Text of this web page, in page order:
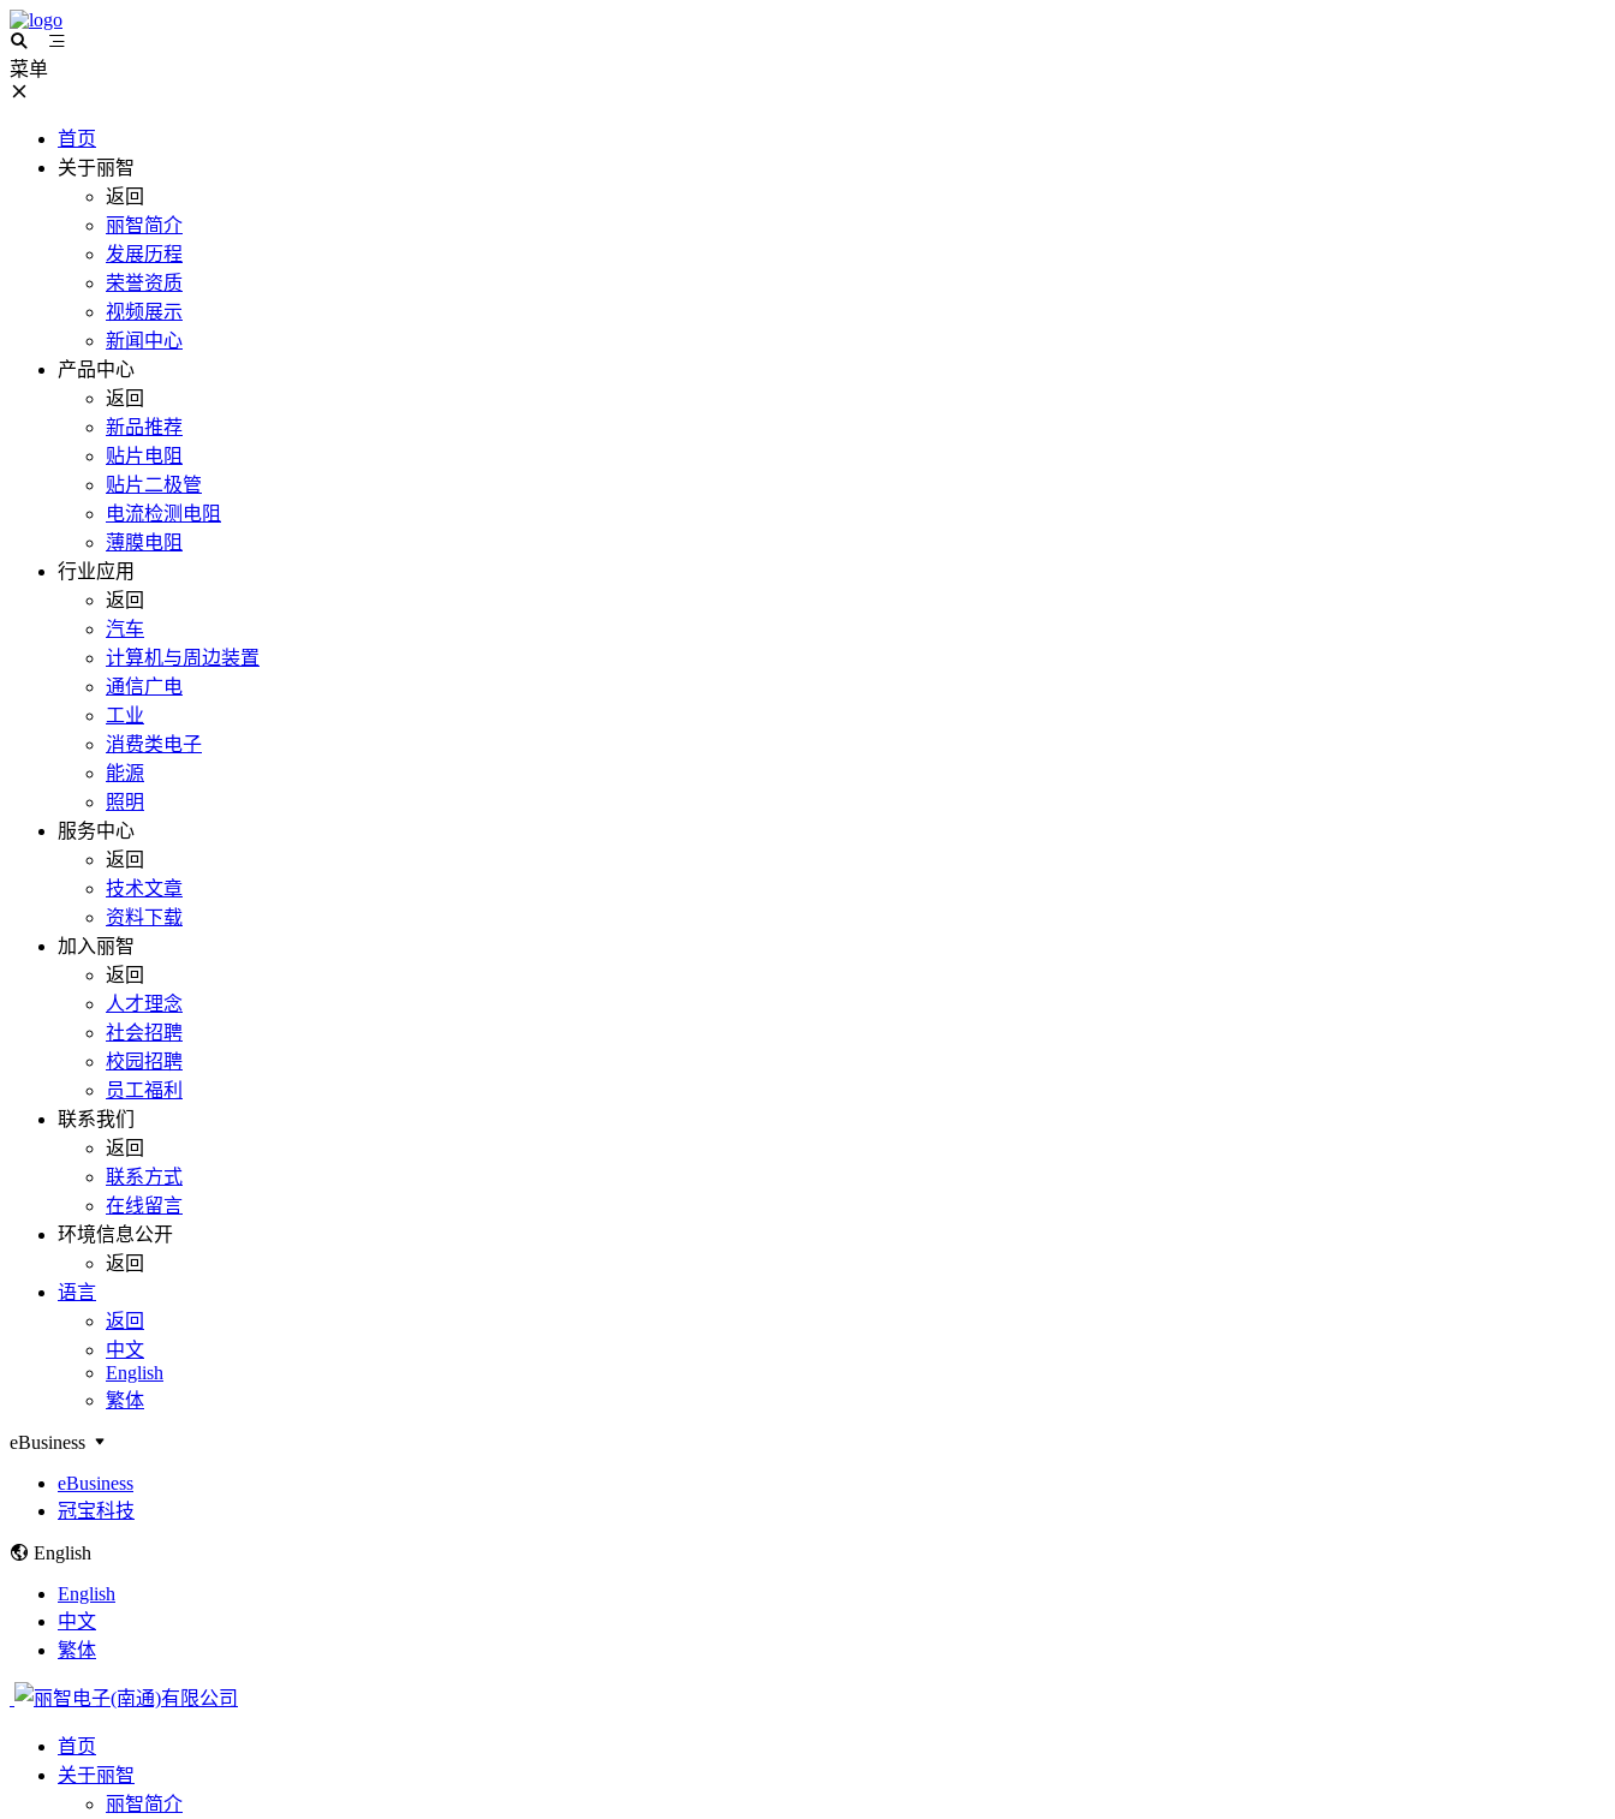
菜单
首页
关于丽智
返回
丽智简介
发展历程
荣誉资质
视频展示
新闻中心
产品中心
返回
新品推荐
贴片电阻
贴片二极管
电流检测电阻
薄膜电阻
行业应用
返回
汽车
计算机与周边装置
通信广电
工业
消费类电子
能源
照明
服务中心
返回
技术文章
资料下载
加入丽智
返回
人才理念
社会招聘
校园招聘
员工福利
联系我们
返回
联系方式
在线留言
环境信息公开
返回
语言
返回
中文
English
繁体
eBusiness
eBusiness
冠宝科技
English
English
中文
繁体
首页
关于丽智
丽智简介